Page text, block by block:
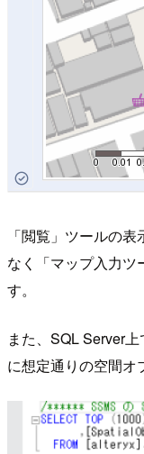
「閲覧」ツールの
なく「マップ入力ツ
す。
また、SQL Server
に想定通りの空間オ